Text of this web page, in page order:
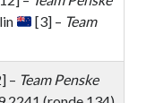
[3] – Team
– Team Penske